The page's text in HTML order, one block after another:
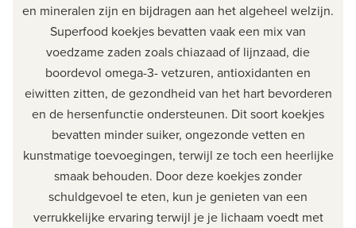
en mineralen zijn en bijdragen aan het algeheel welzijn.
Superfood koekjes bevatten vaak een mix van
voedzame zaden zoals chiazaad of lijnzaad, die
boordevol omega-3- vetzuren, antioxidanten en
eiwitten zitten, de gezondheid van het hart bevorderen
en de hersenfunctie ondersteunen. Dit soort koekjes
bevatten minder suiker, ongezonde vetten en
kunstmatige toevoegingen, terwijl ze toch een heerlijke
smaak behouden. Door deze koekjes zonder
schuldgevoel te eten, kun je genieten van een
verrukkelijke ervaring terwijl je je lichaam voedt met